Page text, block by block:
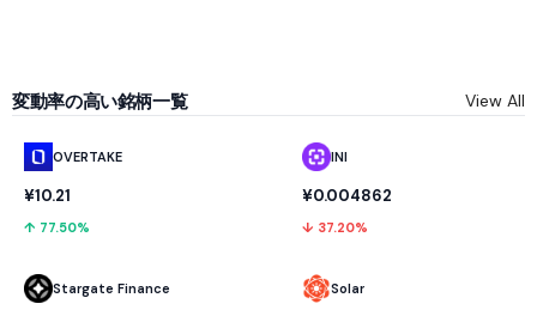
変動率の高い銘柄一覧 View All
OVERTAKE
¥10.21
↑ 77.50%
Stargate Finance
INI
¥0.004862
↓ 37.20%
Solar